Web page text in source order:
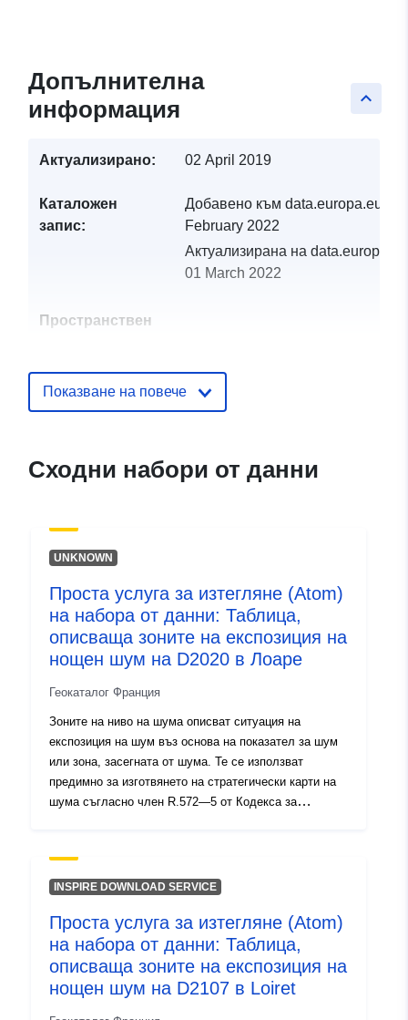
keyboard_arrow_up
Допълнителна
информация
Актуализирано: 02 April 2019
Каталожен
запис:
Добавено към data.europa.eu:
February 2022
Актуализирана на
01 March 2022
Пространствен
Идентификатор
и:
http://catalogue.geo-
ide.developpement-
891a8496-5f2f-4f40-b00b-
4547-af8a-80bbdd81128f
Тип:
Ресурси:
http://inspire.ec.europa.eu/
codelist/ResourceType/services
Показване на повече
Сходни набори от данни
UNKNOWN
Проста услуга за изтегляне (Atom)
на набора от данни: Таблица,
описваща зоните на експозиция на
нощен шум на D2020 в Лоаре
Геокаталог Франция
Зоните на ниво на шума описват ситуация на
експозиция на шум въз основа на показател за шум
или зона, засегната от шума. Те се използват
предимно за изготвянето на стратегически карти на
шума съгласно член R.572—5 от Кодекса за
популации.
INSPIRE DOWNLOAD SERVICE
Проста услуга за изтегляне (Atom)
на набора от данни: Таблица,
описваща зоните на експозиция на
нощен шум на D2107 в Loiret